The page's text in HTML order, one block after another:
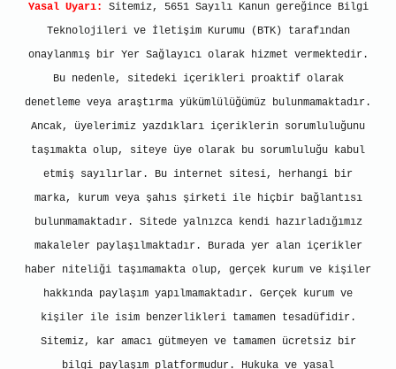
Yasal Uyarı:
Sitemiz, 5651 Sayılı Kanun gereğince Bilgi
Teknolojileri ve İletişim Kurumu (BTK) tarafından
onaylanmış bir Yer Sağlayıcı olarak hizmet vermektedir.
Bu nedenle, sitedeki içerikleri proaktif olarak
denetleme veya araştırma yükümlülüğümüz bulunmamaktadır.
Ancak, üyelerimiz yazdıkları içeriklerin sorumluluğunu
taşımakta olup, siteye üye olarak bu sorumluluğu kabul
etmiş sayılırlar. Bu internet sitesi, herhangi bir
marka, kurum veya şahıs şirketi ile hiçbir bağlantısı
bulunmamaktadır. Sitede yalnızca kendi hazırladığımız
makaleler paylaşılmaktadır. Burada yer alan içerikler
haber niteliği taşımamakta olup, gerçek kurum ve kişiler
hakkında paylaşım yapılmamaktadır. Gerçek kurum ve
kişiler ile isim benzerlikleri tamamen tesadüfidir.
Sitemiz, kar amacı gütmeyen ve tamamen ücretsiz bir
bilgi paylaşım platformudur. Hukuka ve yasal